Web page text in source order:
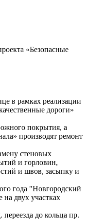
«Безопасные
в рамках реализации
дороги»
покрытия, а
производят ремонт
стеновых
и горловин,
и швов, засыпку и
года "Новгородский
двух участках
до кольца пр.